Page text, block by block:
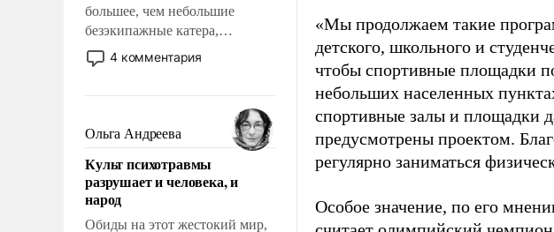
большее, чем небольшие
безэкипажные катера,
применение которых уже
стало обыденностью. Задача по
сложна и амбициозна. Однако
и ее реализация радикально
поднимет наши боевые
возможности.
4 комментария
Ольга Андреева
Культ психотравмы
разрушает и человека, и
народ
Обиды на этот жестокий мир,
«Мы продолжаем такие
детского, школьного и
чтобы спортивные площадки
небольших населенных
спортивные залы и площадки
предусмотрены проектом.
регулярно заниматься
Особое значение, по его